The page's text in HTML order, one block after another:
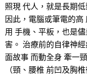
照現 代人，就是長期
因此，電腦或筆電的
用 手機、平板，也是
害。 治療前的自律神
面故事 而動全身 牽一
（頸、腰椎 前凹及胸